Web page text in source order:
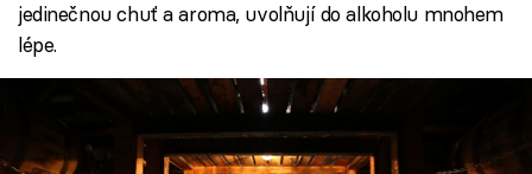
jedinečnou chuť a aroma, uvolňují do alkoholu mnohem
lépe.